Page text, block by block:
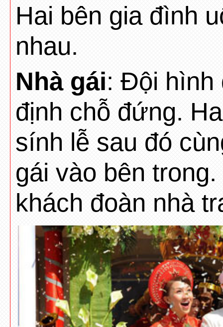
Hai bên gia đình
nhau.
Nhà gái: Đội hình
định chỗ đứng.
sính lễ sau đó
gái vào bên
khách đoàn nhà